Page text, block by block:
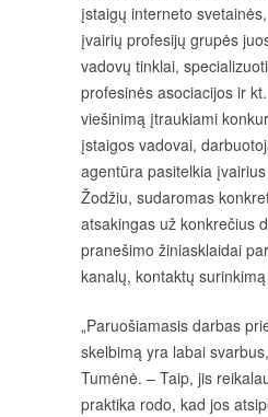
įstaigų interneto
įvairių profesijų grupės
vadovų tinklai,
profesinės asociacijos ir
viešinimą įtraukiami
įstaigos vadovai,
agentūra pasitelkia
Žodžiu, sudaromas
atsakingas už konkrečius
pranešimo žiniasklaidai
kanalų, kontaktų
„Paruošiamasis darbas
skelbimą yra labai
Tumėnė. – Taip, jis
praktika rodo, kad jos